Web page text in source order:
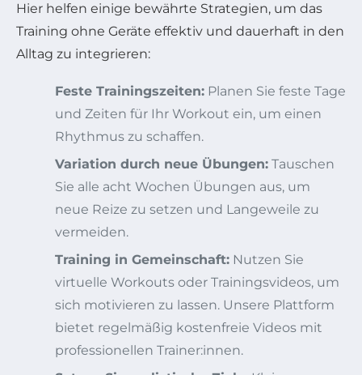
Hier helfen einige bewährte Strategien, um das
Training ohne Geräte effektiv und dauerhaft in den
Alltag zu integrieren:
Feste Trainingszeiten: Planen Sie feste Tage
und Zeiten für Ihr Workout ein, um einen
Rhythmus zu schaffen.
Variation durch neue Übungen: Tauschen
Sie alle acht Wochen Übungen aus, um
neue Reize zu setzen und Langeweile zu
vermeiden.
Training in Gemeinschaft: Nutzen Sie
virtuelle Workouts oder Trainingsvideos, um
sich motivieren zu lassen. Unsere Plattform
bietet regelmäßig kostenfreie Videos mit
professionellen Trainer:innen.